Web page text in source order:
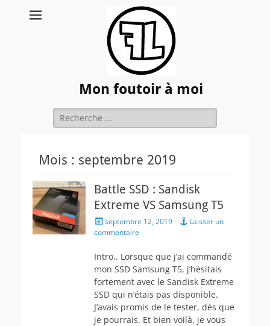
Mon foutoir à moi
Rechercher :
Mois : septembre 2019
Battle SSD : Sandisk
Extreme VS Samsung T5
Posted
on
septembre 12, 2019
Laisser un
commentaire
Intro.. Lorsque que j’ai commandé
mon SSD Samsung T5, j’hésitais
fortement avec le Sandisk Extreme
SSD qui n’étais pas disponible.
J’avais promis de le tester, dès que
je pourrais. Et bien voilà, je vous